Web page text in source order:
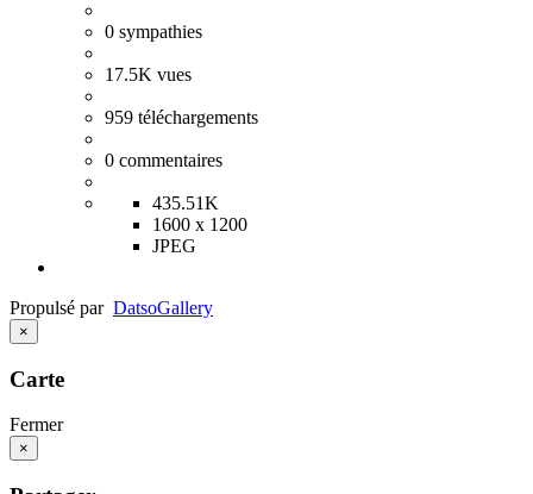
0 sympathies
17.5K vues
959 téléchargements
0 commentaires
435.51K
1600 x 1200
JPEG
Propulsé par DatsoGallery
×
Carte
Fermer
×